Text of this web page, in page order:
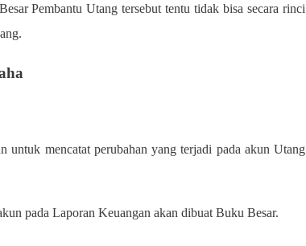
Pembantu Utang tersebut tentu tidak bisa secara rinci
untuk mencatat perubahan yang terjadi pada akun Utang
pada Laporan Keuangan akan dibuat Buku Besar.